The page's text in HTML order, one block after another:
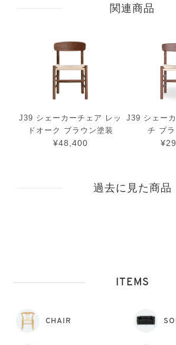
関連商品
J39 シェーカーチェア レッ
ドオーク ブラウン塗装
¥48,400
J39 シェー
チ ブ
過去に見た商品
ITEMS
CHAIR